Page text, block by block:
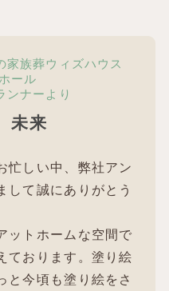
家族葬ウィズハウス
ール
ンナーより
未来
忙しい中、弊社アン
して誠にありがとう
ットホームな空間で
ております。塗り絵
と今頃も塗り絵をさ